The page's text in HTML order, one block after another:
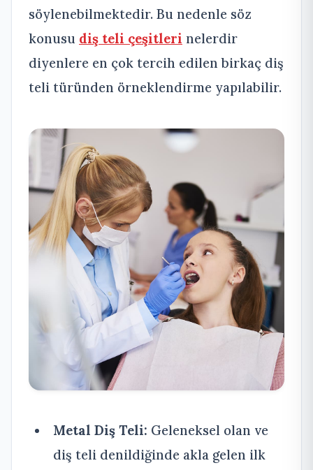
söylenebilmektedir. Bu nedenle söz
konusu diş teli çeşitleri nelerdir
diyenlere en çok tercih edilen birkaç diş
teli türünden örneklendirme yapılabilir.
Metal Diş Teli: Geleneksel olan ve
diş teli denildiğinde akla gelen ilk